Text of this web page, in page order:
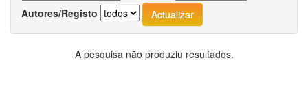
Autores/Registo
A pesquisa não produziu resultados.